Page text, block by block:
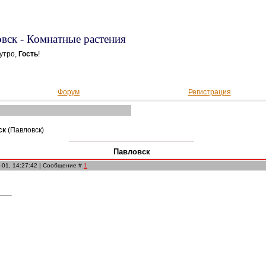
- Комнатные растения
Гость!
Форум Регистрация
(Павловск)
Павловск
01, 14:27:42 | Сообщение # 1